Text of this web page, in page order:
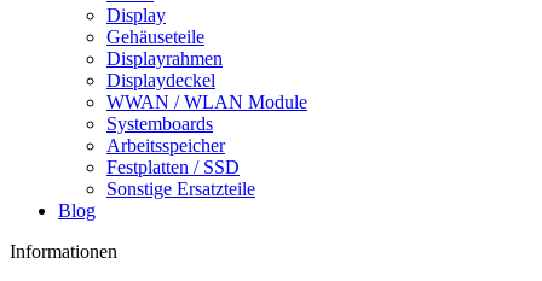
Display
Gehäuseteile
Displayrahmen
Displaydeckel
WWAN / WLAN Module
Systemboards
Arbeitsspeicher
Festplatten / SSD
Sonstige Ersatzteile
Blog
Informationen